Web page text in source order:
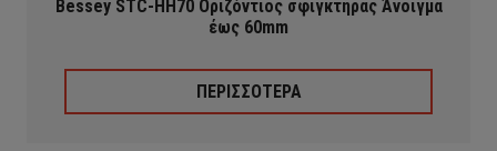
Bessey STC-HH70 Οριζόντιος σφιγκτήρας Άνοιγμα
έως 60mm
ΠΕΡΙΣΣΟΤΕΡΑ